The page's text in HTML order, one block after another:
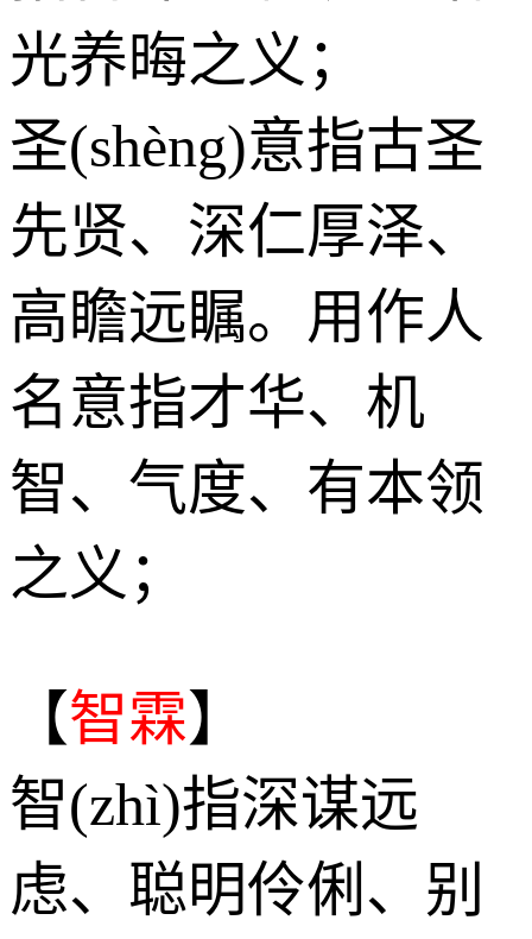
光养晦之义；
圣(shèng)意指古圣
先贤、深仁厚泽、
高瞻远瞩。用作人
名意指才华、机
智、气度、有本领
之义；
【智霖】
智(zhì)指深谋远
虑、聪明伶俐、别